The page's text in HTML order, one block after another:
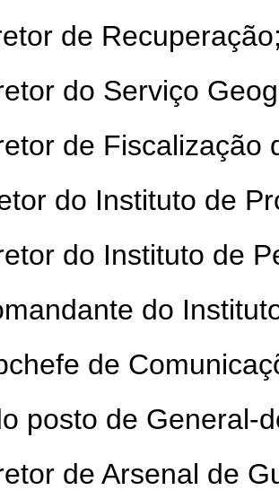
de
do Serviço
de Fiscalização
do Instituto de
do Instituto de
do
de
posto de General-
de Arsenal de